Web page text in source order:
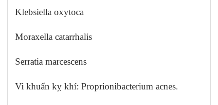
Klebsiella oxytoca
Moraxella catarrhalis
Serratia marcescens
Vi khuẩn kỵ khí: Proprionibacterium acnes.